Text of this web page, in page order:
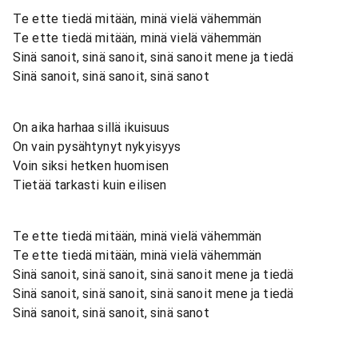
Te ette tiedä mitään, minä vielä vähemmän
Te ette tiedä mitään, minä vielä vähemmän
Sinä sanoit, sinä sanoit, sinä sanoit mene ja tiedä
Sinä sanoit, sinä sanoit, sinä sanot
On aika harhaa sillä ikuisuus
On vain pysähtynyt nykyisyys
Voin siksi hetken huomisen
Tietää tarkasti kuin eilisen
Te ette tiedä mitään, minä vielä vähemmän
Te ette tiedä mitään, minä vielä vähemmän
Sinä sanoit, sinä sanoit, sinä sanoit mene ja tiedä
Sinä sanoit, sinä sanoit, sinä sanoit mene ja tiedä
Sinä sanoit, sinä sanoit, sinä sanot